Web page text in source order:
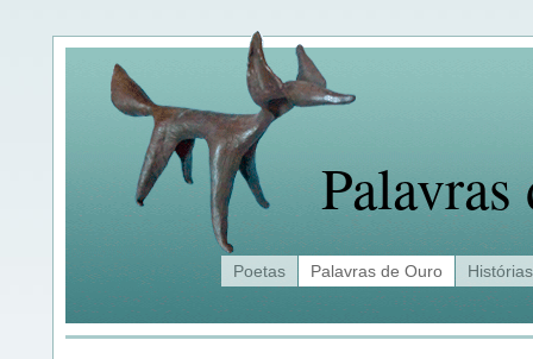
Poetas Palavras de Ouro Histórias